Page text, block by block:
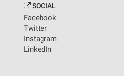
SOCIAL
Facebook
Twitter
Instagram
LinkedIn